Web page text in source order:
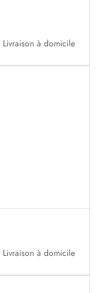
Livraison à domicile
Livraison à domicile